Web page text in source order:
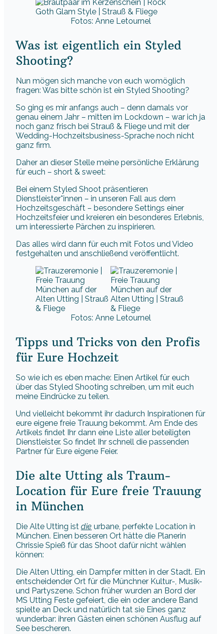
Fotos: Anne Letournel
Was ist eigentlich ein Styled
Shooting?
Nun mögen sich manche von euch womöglich
fragen: Was bitte schön ist ein Styled Shooting?
So ging es mir anfangs auch – denn damals vor
genau einem Jahr – mitten im Lockdown – war ich ja
noch ganz frisch bei Strauß & Fliege und mit der
Wedding-Hochzeitsbusiness-Sprache noch nicht
ganz firm.
Daher an dieser Stelle meine persönliche Erklärung
für euch – short & sweet:
Bei einem Styled Shoot präsentieren
Dienstleister*innen – in unseren Fall aus dem
Hochzeitsgeschäft – besondere Settings einer
Hochzeitsfeier und kreieren ein besonderes Erlebnis,
um interessierte Pärchen zu inspirieren.
Das alles wird dann für euch mit Fotos und Video
festgehalten und anschließend veröffentlicht.
Fotos: Anne Letournel
Tipps und Tricks von den Profis
für Eure Hochzeit
So wie ich es eben mache: Einen Artikel für euch
über das Styled Shooting schreiben, um mit euch
meine Eindrücke zu teilen.
Und vielleicht bekommt ihr dadurch Inspirationen für
eure eigene freie Trauung bekommt. Am Ende des
Artikels findet Ihr dann eine Liste aller beteiligten
Dienstleister. So findet Ihr schnell die passenden
Partner für Eure eigene Feier.
Die alte Utting als Traum-
Location für Eure freie Trauung
in München
Die Alte Utting ist die urbane, perfekte Location in
München. Einen besseren Ort hätte die Planerin
Chrissie Spieß für das Shoot dafür nicht wählen
können:
Die Alten Utting, ein Dampfer mitten in der Stadt. Ein
entscheidender Ort für die Münchner Kultur-, Musik-
und Partyszene. Schon früher wurden an Bord der
MS Utting Feste gefeiert, die ein oder andere Band
spielte an Deck und natürlich tat sie Eines ganz
wunderbar: ihren Gästen einen schönen Ausflug auf
See bescheren.